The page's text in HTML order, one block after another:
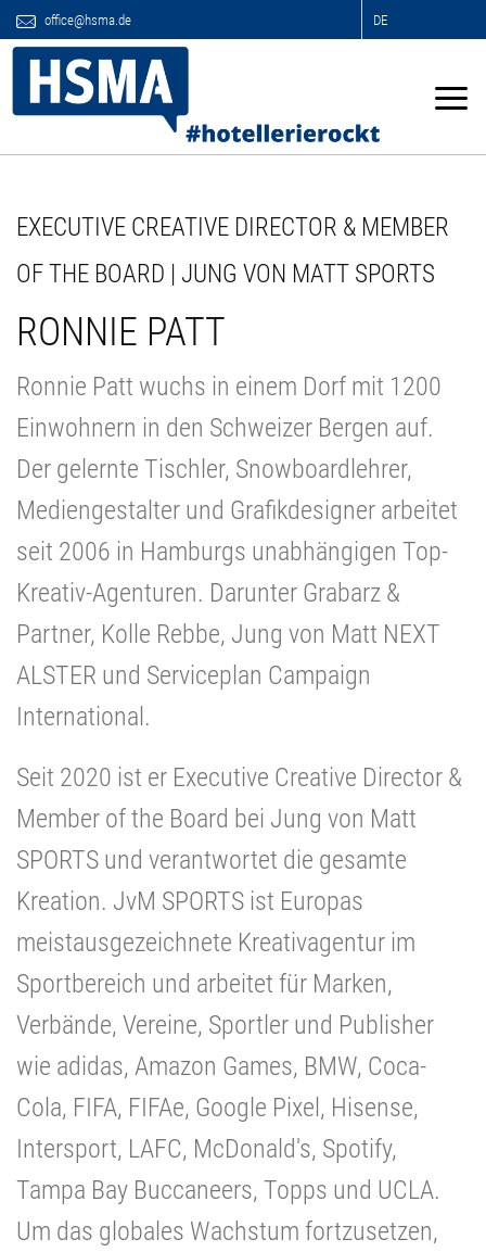
office@hsma.de DE
EXECUTIVE CREATIVE DIRECTOR & MEMBER
OF THE BOARD | JUNG VON MATT SPORTS
RONNIE PATT
Ronnie Patt wuchs in einem Dorf mit 1200
Einwohnern in den Schweizer Bergen auf.
Der gelernte Tischler, Snowboardlehrer,
Mediengestalter und Grafikdesigner arbeitet
seit 2006 in Hamburgs unabhängigen Top-
Kreativ-Agenturen. Darunter Grabarz &
Partner, Kolle Rebbe, Jung von Matt NEXT
ALSTER und Serviceplan Campaign
International.
Seit 2020 ist er Executive Creative Director &
Member of the Board bei Jung von Matt
SPORTS und verantwortet die gesamte
Kreation. JvM SPORTS ist Europas
meistausgezeichnete Kreativagentur im
Sportbereich und arbeitet für Marken,
Verbände, Vereine, Sportler und Publisher
wie adidas, Amazon Games, BMW, Coca-
Cola, FIFA, FIFAe, Google Pixel, Hisense,
Intersport, LAFC, McDonald's, Spotify,
Tampa Bay Buccaneers, Topps und UCLA.
Um das globales Wachstum fortzusetzen,